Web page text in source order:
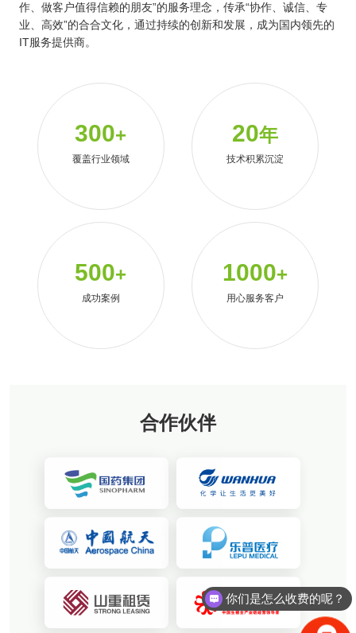
作、做客户值得信赖的朋友”的服务理念，传承“协作、诚信、专
业、高效”的合合文化，通过持续的创新和发展，成为国内领先的
IT服务提供商。
300+
覆盖行业领域
20年
技术积累沉淀
500+
成功案例
1000+
用心服务客户
合作伙伴
你们是怎么收费的呢？